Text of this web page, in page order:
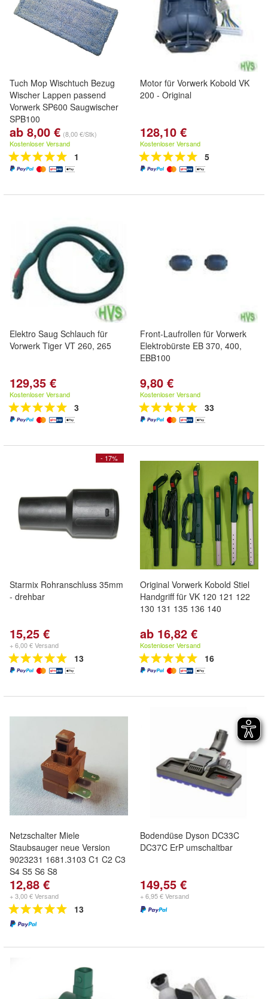
Tuch Mop Wischtuch Bezug
Wischer Lappen passend
Vorwerk SP600 Saugwischer
SPB100
ab 8,00 € (8,00 €/Stk)
Kostenloser Versand
1
Motor für Vorwerk Kobold VK
200 - Original
128,10 €
Kostenloser Versand
5
Elektro Saug Schlauch für
Vorwerk Tiger VT 260, 265
129,35 €
Kostenloser Versand
3
Front-Laufrollen für Vorwerk
Elektrobürste EB 370, 400,
EBB100
9,80 €
Kostenloser Versand
33
- 17%
Starmix Rohranschluss 35mm
- drehbar
15,25 €
+ 6,00 € Versand
13
Original Vorwerk Kobold Stiel
Handgriff für VK 120 121 122
130 131 135 136 140
ab 16,82 €
Kostenloser Versand
16
Netzschalter Miele
Staubsauger neue Version
9023231 1681.3103 C1 C2 C3
S4 S5 S6 S8
12,88 €
+ 3,00 € Versand
13
Bodendüse Dyson DC33C
DC37C ErP umschaltbar
149,55 €
+ 6,95 € Versand